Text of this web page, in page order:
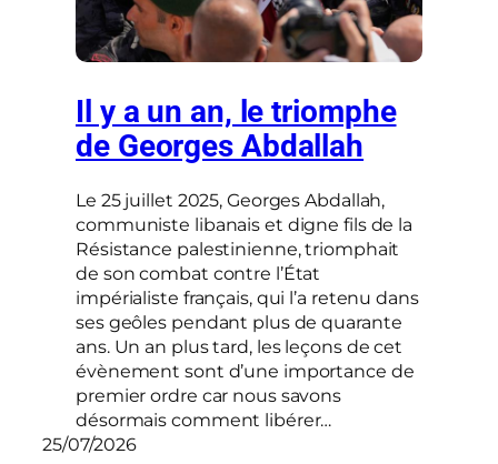
Il y a un an, le triomphe
de Georges Abdallah
Le 25 juillet 2025, Georges Abdallah,
communiste libanais et digne fils de la
Résistance palestinienne, triomphait
de son combat contre l’État
impérialiste français, qui l’a retenu dans
ses geôles pendant plus de quarante
ans. Un an plus tard, les leçons de cet
évènement sont d’une importance de
premier ordre car nous savons
désormais comment libérer…
25/07/2026